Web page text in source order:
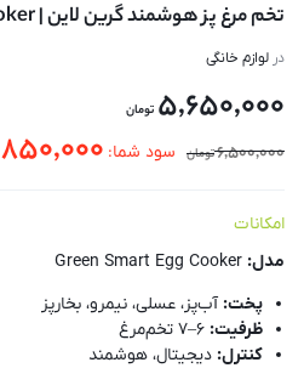
تخم مرغ پز هوشمند گرین لاین | Green Smart Egg Cooker
در لوازم خانگی
5,650,000 تومان
6,500,000تومان سود شما: 850,000
امکانات
مدل:
پخت: آب‌پز، عسلی، نیمرو، بخارپز
ظرفیت: ۶–۷ تخم‌مرغ
کنترل: دیجیتال، هوشمند